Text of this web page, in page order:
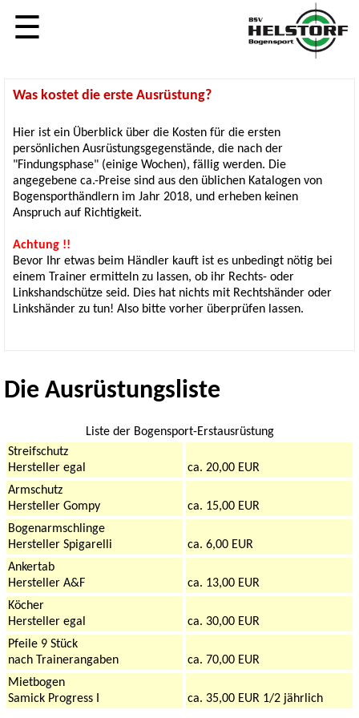
☰
Was kostet die erste Ausrüstung?
Hier ist ein Überblick über die Kosten für die ersten
persönlichen Ausrüstungsgegenstände, die nach der
"Findungsphase" (einige Wochen), fällig werden. Die
angegebene ca.-Preise sind aus den üblichen Katalogen von
Bogensporthändlern im Jahr 2018, und erheben keinen
Anspruch auf Richtigkeit.
Achtung !!
Bevor Ihr etwas beim Händler kauft ist es unbedingt nötig bei
einem Trainer ermitteln zu lassen, ob ihr Rechts- oder
Linkshandschütze seid. Dies hat nichts mit Rechtshänder oder
Linkshänder zu tun! Also bitte vorher überprüfen lassen.
Die Ausrüstungsliste
Liste der Bogensport-Erstausrüstung
Streifschutz
Hersteller egal
ca. 20,00 EUR
Armschutz
Hersteller Gompy
ca. 15,00 EUR
Bogenarmschlinge
Hersteller Spigarelli
ca. 6,00 EUR
Ankertab
Hersteller A&F
ca. 13,00 EUR
Köcher
Hersteller egal
ca. 30,00 EUR
Pfeile 9 Stück
nach Trainerangaben
ca. 70,00 EUR
Mietbogen
Samick Progress I
ca. 35,00 EUR 1/2 jährlich